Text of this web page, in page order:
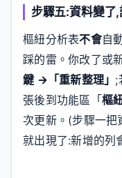
步驟五:資料變了,
樞紐分析表不會自
踩的雷。你改了或
鍵 →「重新整理」 ;
張後到功能區「樞
次更新。(步驟一
就出現了:新增的列